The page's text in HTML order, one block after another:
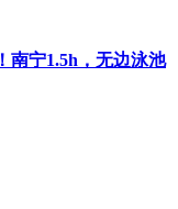
南宁1.5h，无边泳池